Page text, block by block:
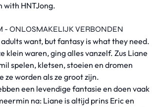
with HNTJong.
- ONLOSMAKELIJK VERBONDEN
want, but fantasy is what they need.
klein waren, ging alles vanzelf. Zus Liane
spelen, kletsen, stoeien en dromen
ze worden als ze groot zijn.
een levendige fantasie en doen vaak
na: Liane is altijd prins Eric en